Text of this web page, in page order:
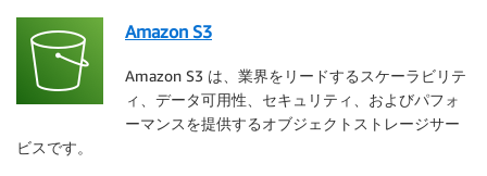
Amazon S3
Amazon S3 は、業界をリードするスケーラビリテ
ィ、データ可用性、セキュリティ、およびパフォ
ーマンスを提供するオブジェクトストレージサー
ビスです。